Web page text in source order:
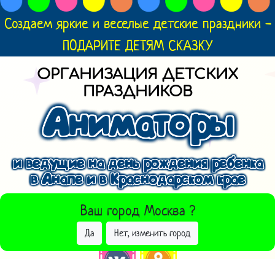
Создаем яркие и веселые детские праздники -
ПОДАРИТЕ ДЕТЯМ СКАЗКУ
ОРГАНИЗАЦИЯ ДЕТСКИХ
ПРАЗДНИКОВ
Аниматоры
и ведущие на день рождения ребенка
в Анапе и в Краснодарском крае
Ваш город Москва ?
Да Нет, изменить город
ВЫБРАТЬ ДРУГОЙ ГОРОД